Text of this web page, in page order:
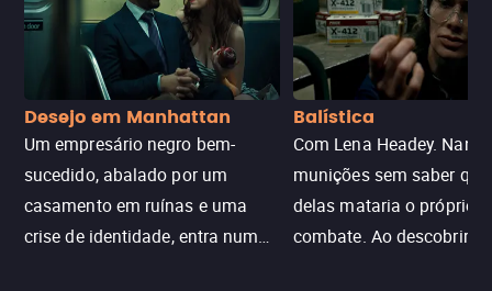
Desejo em Manhattan
Um empresário negro bem-
sucedido, abalado por um
casamento em ruínas e uma
crise de identidade, entra num
Balística
Com Lena Headey.
munições sem saber
delas mataria o próprio
combate. Ao descobrir a